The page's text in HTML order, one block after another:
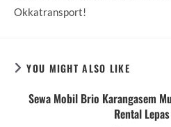
Okkatransport!
YOU MIGHT ALSO LIKE
Sewa Mobil Brio Karangasem
Rental